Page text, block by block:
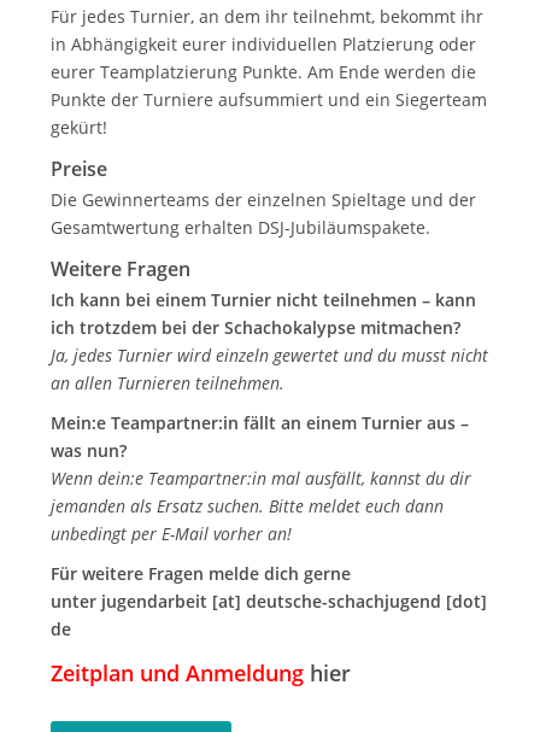
Für jedes Turnier, an dem ihr teilnehmt, bekommt ihr
in Abhängigkeit eurer individuellen Platzierung oder
eurer Teamplatzierung Punkte. Am Ende werden die
Punkte der Turniere aufsummiert und ein Siegerteam
gekürt!
Preise
Die Gewinnerteams der einzelnen Spieltage und der
Gesamtwertung erhalten DSJ-Jubiläumspakete.
Weitere Fragen
Ich kann bei einem Turnier nicht teilnehmen – kann
ich trotzdem bei der Schachokalypse mitmachen?
Ja, jedes Turnier wird einzeln gewertet und du musst nicht
an allen Turnieren teilnehmen.
Mein:e Teampartner:in fällt an einem Turnier aus –
was nun?
Wenn dein:e Teampartner:in mal ausfällt, kannst du dir
jemanden als Ersatz suchen. Bitte meldet euch dann
unbedingtper E-Mail vorher an!
Für weitere Fragen melde dich gerne
unter jugendarbeit [at] deutsche-schachjugend [dot]
de
Zeitplan und Anmeldung hier